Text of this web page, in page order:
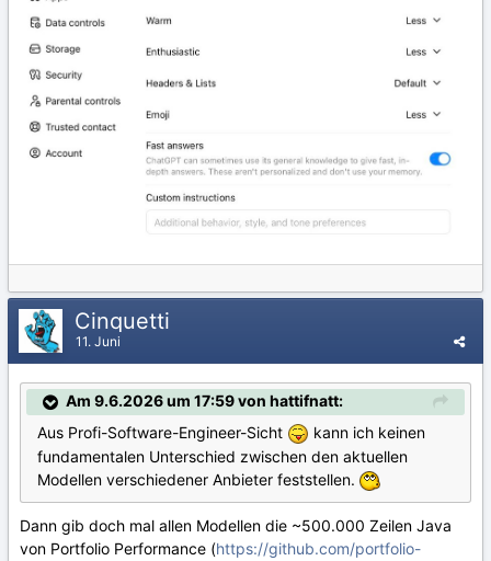
Cinquetti
11. Juni
Am 9.6.2026 um 17:59 von hattifnatt:
Aus Profi-Software-Engineer-Sicht
kann ich keinen
fundamentalen Unterschied zwischen den aktuellen
Modellen verschiedener Anbieter feststellen.
Dann gib doch mal allen Modellen die ~500.000 Zeilen Java
von Portfolio Performance (https://github.com/portfolio-